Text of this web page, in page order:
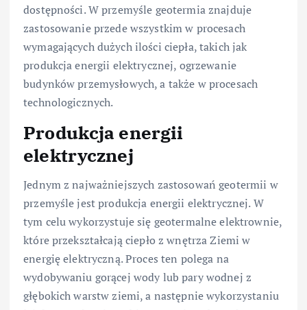
dostępności. W przemyśle geotermia znajduje
zastosowanie przede wszystkim w procesach
wymagających dużych ilości ciepła, takich jak
produkcja energii elektrycznej, ogrzewanie
budynków przemysłowych, a także w procesach
technologicznych.
Produkcja energii
elektrycznej
Jednym z najważniejszych zastosowań geotermii w
przemyśle jest produkcja energii elektrycznej. W
tym celu wykorzystuje się geotermalne elektrownie,
które przekształcają ciepło z wnętrza Ziemi w
energię elektryczną. Proces ten polega na
wydobywaniu gorącej wody lub pary wodnej z
głębokich warstw ziemi, a następnie wykorzystaniu